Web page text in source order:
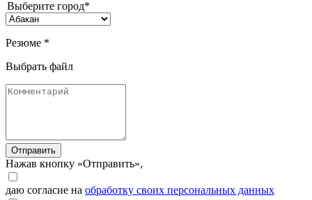
Выберите город*
Резюме *
Выбрать файл
Отправить
Нажав кнопку «Отправить»,
даю согласие на обработку своих персональных данных